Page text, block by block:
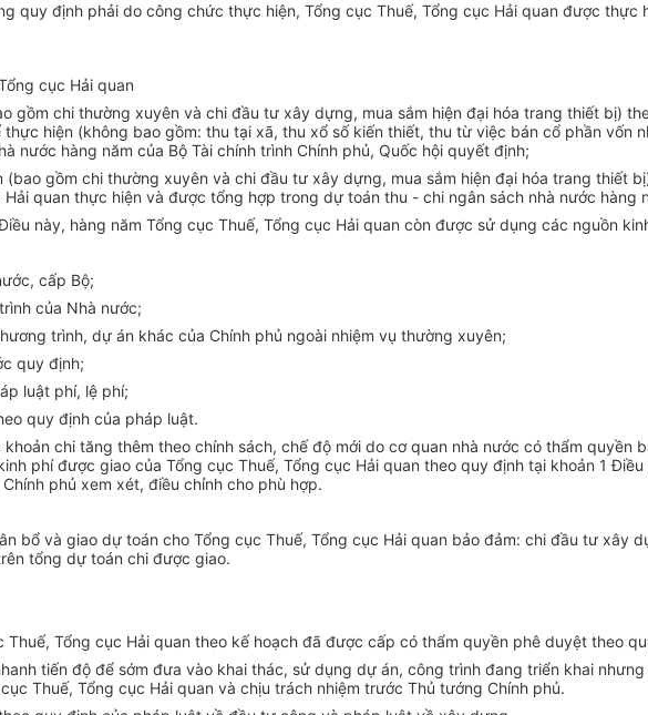
quy định phải do công chức thực hiện, Tổng cục Thuế, Tổng cục Hải quan được thực
cục Hải quan
gồm chi thường xuyên và chi đầu tư xây dựng, mua sắm hiện đại hóa trang thiết bị)
thực hiện (không bao gồm: thu tại xã, thu xổ số kiến thiết, thu từ việc bán cổ phần vốn
nước hàng năm của Bộ Tài chính trình Chính phủ, Quốc hội quyết định;
gồm chi thường xuyên và chi đầu tư xây dựng, mua sắm hiện đại hóa trang thiết
Hải quan thực hiện và được tổng hợp trong dự toán thu - chi ngân sách nhà nước hàng
này, hàng năm Tổng cục Thuế, Tổng cục Hải quan còn được sử dụng các nguồn
cấp Bộ;
của Nhà nước;
trình, dự án khác của Chính phủ ngoài nhiệm vụ thường xuyên;
quy định;
luật phí, lệ phí;
quy định của pháp luật.
chi tăng thêm theo chính sách, chế độ mới do cơ quan nhà nước có thẩm quyền
phí được giao của Tổng cục Thuế, Tổng cục Hải quan theo quy định tại khoản 1
phủ xem xét, điều chỉnh cho phù hợp.
bổ và giao dự toán cho Tổng cục Thuế, Tổng cục Hải quan bảo đảm: chi đầu tư xây
tổng dự toán chi được giao.
Thuế, Tổng cục Hải quan theo kế hoạch đã được cấp có thẩm quyền phê duyệt theo
tiến độ để sớm đưa vào khai thác, sử dụng dự án, công trình đang triển khai
Thuế, Tổng cục Hải quan và chịu trách nhiệm trước Thủ tướng Chính phủ.